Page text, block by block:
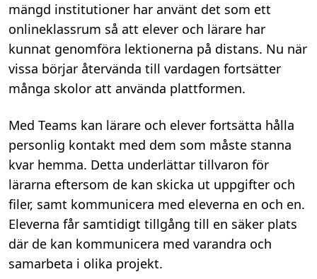
mängd institutioner har använt det som ett
onlineklassrum så att elever och lärare har
kunnat genomföra lektionerna på distans. Nu när
vissa börjar återvända till vardagen fortsätter
många skolor att använda plattformen.
Med Teams kan lärare och elever fortsätta hålla
personlig kontakt med dem som måste stanna
kvar hemma. Detta underlättar tillvaron för
lärarna eftersom de kan skicka ut uppgifter och
filer, samt kommunicera med eleverna en och en.
Eleverna får samtidigt tillgång till en säker plats
där de kan kommunicera med varandra och
samarbeta i olika projekt.